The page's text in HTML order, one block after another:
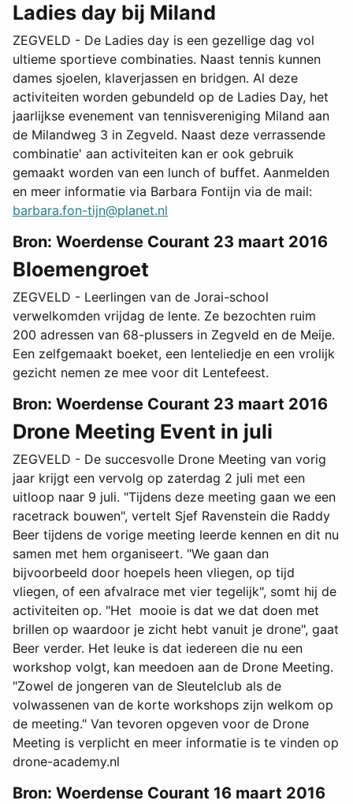
Ladies day bij Miland
ZEGVELD - De Ladies day is een gezellige dag vol
ultieme sportieve combinaties. Naast tennis kunnen
dames sjoelen, klaverjassen en bridgen. Al deze
activiteiten worden gebundeld op de Ladies Day, het
jaarlijkse evenement van tennisvereniging Miland aan
de Milandweg 3 in Zegveld. Naast deze verrassende
combinatie' aan activiteiten kan er ook gebruik
gemaakt worden van een lunch of buffet. Aanmelden
en meer informatie via Barbara Fontijn via de mail:
barbara.fon-tijn@planet.nl
Bron: Woerdense Courant 23 maart 2016
Bloemengroet
ZEGVELD - Leerlingen van de Jorai-school
verwelkomden vrijdag de lente. Ze bezochten ruim
200 adressen van 68-plussers in Zegveld en de Meije.
Een zelfgemaakt boeket, een lenteliedje en een vrolijk
gezicht nemen ze mee voor dit Lentefeest.
Bron: Woerdense Courant 23 maart 2016
Drone Meeting Event in juli
ZEGVELD - De succesvolle Drone Meeting van vorig
jaar krijgt een vervolg op zaterdag 2 juli met een
uitloop naar 9 juli. "Tijdens deze meeting gaan we een
racetrack bouwen", vertelt Sjef Ravenstein die Raddy
Beer tijdens de vorige meeting leerde kennen en dit nu
samen met hem organiseert. "We gaan dan
bijvoorbeeld door hoepels heen vliegen, op tijd
vliegen, of een afvalrace met vier tegelijk", somt hij de
activiteiten op. "Het mooie is dat we dat doen met
brillen op waardoor je zicht hebt vanuit je drone", gaat
Beer verder. Het leuke is dat iedereen die nu een
workshop volgt, kan meedoen aan de Drone Meeting.
"Zowel de jongeren van de Sleutelclub als de
volwassenen van de korte workshops zijn welkom op
de meeting." Van tevoren opgeven voor de Drone
Meeting is verplicht en meer informatie is te vinden op
drone-academy.nl
Bron: Woerdense Courant 16 maart 2016